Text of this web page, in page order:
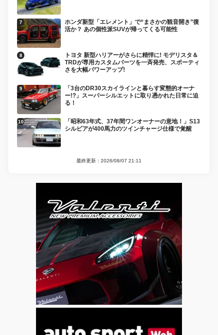
ホンダ新型「エレメント」で“まさかの観音開き”復
活か？ あの個性派SUVが帰ってくる可能性
トヨタ 新型ハリアーがさらに精悍に! モデリスタ＆
TRDが専用カスタムパーツを一斉発売、スポーティ
さを大幅パワーアップ!
「3台のDR30スカイラインと暮らす変態的オーナ
ー!?」スーパーシルエットに取り憑かれた日常に迫
る！
「昭和63年式、37年間ワンオーナーの意地！」S13
シルビアが400馬力のツインチャージ仕様で覚醒
最終更新：2026/08/07 21:11